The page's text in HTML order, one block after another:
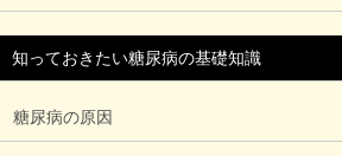
知っておきたい糖尿病の基礎知識
糖尿病の原因